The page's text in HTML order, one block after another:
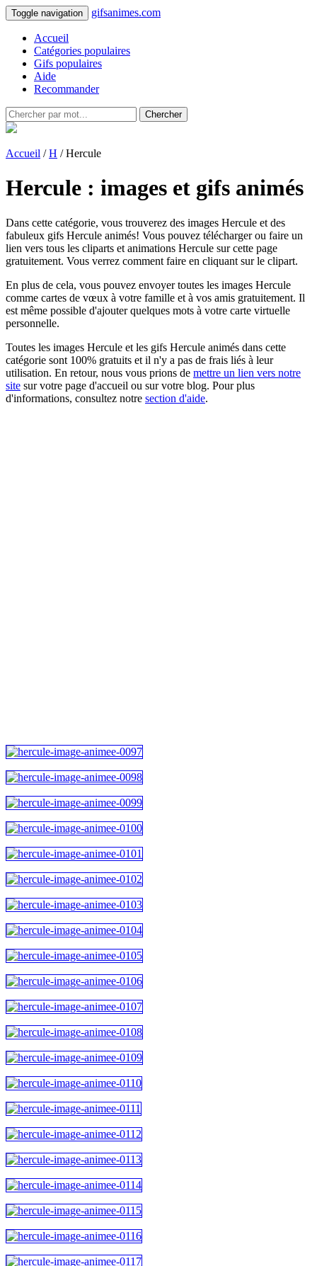
Toggle navigation gifsanimes.com
Accueil
Catégories populaires
Gifs populaires
Aide
Recommander
Chercher
Accueil /H / Hercule
Hercule : images et gifs animés
Dans cette catégorie, vous trouverez des images Hercule et des
fabuleux gifs Hercule animés! Vous pouvez télécharger ou faire un
lien vers tous les cliparts et animations Hercule sur cette page
gratuitement. Vous verrez comment faire en cliquant sur le clipart.
En plus de cela, vous pouvez envoyer toutes les images Hercule
comme cartes de vœux à votre famille et à vos amis gratuitement. Il
est même possible d'ajouter quelques mots à votre carte virtuelle
personnelle.
Toutes les images Hercule et les gifs Hercule animés dans cette
catégorie sont 100% gratuits et il n'y a pas de frais liés à leur
utilisation. En retour, nous vous prions de mettre un lien vers notre
site sur votre page d'accueil ou sur votre blog. Pour plus
d'informations, consultez notre section d'aide.